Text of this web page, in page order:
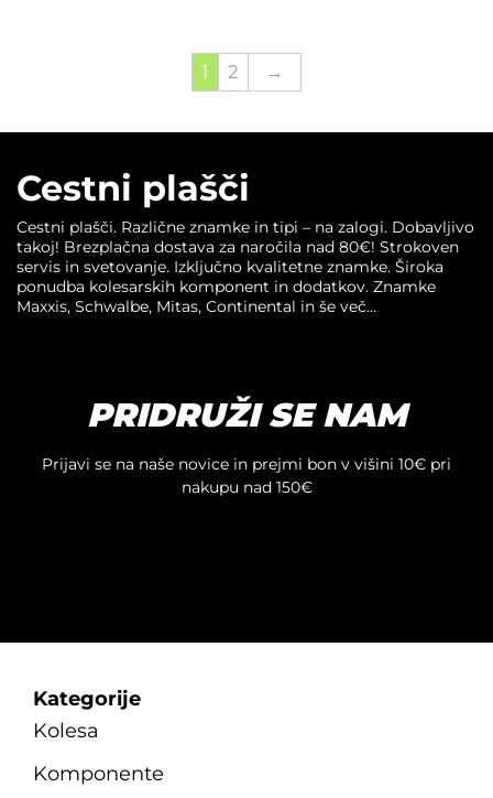
strani
1 2 →
Cestni plašči
Cestni plašči. Različne znamke in tipi – na zalogi. Dobavljivo
takoj! Brezplačna dostava za naročila nad 80€! Strokoven
servis in svetovanje. Izključno kvalitetne znamke. Široka
ponudba kolesarskih komponent in dodatkov. Znamke
Maxxis, Schwalbe, Mitas, Continental in še več…
PRIDRUŽI SE NAM
Prijavi se na naše novice in prejmi bon v višini 10€ pri
nakupu nad 150€
Kategorije
Kolesa
Komponente